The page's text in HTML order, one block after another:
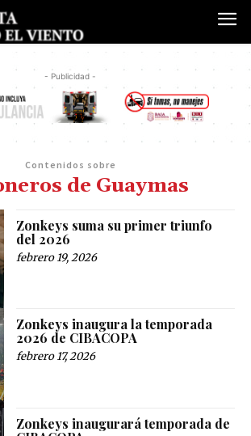
- Publicidad -
Contenidos sobre
de Guaymas
Zonkeys suma su primer triunfo
del 2026
febrero 19, 2026
Zonkeys inaugura la temporada
2026 de CIBACOPA
febrero 17, 2026
Zonkeys inaugurará temporada de